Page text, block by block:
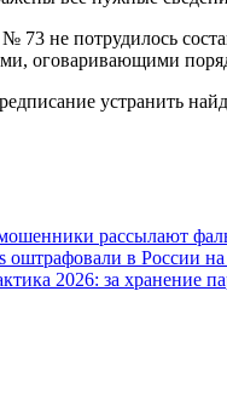
№ 73 не потрудилось
оговаривающими
устранить
рассылают
оштрафовали в России
2026: за хранение